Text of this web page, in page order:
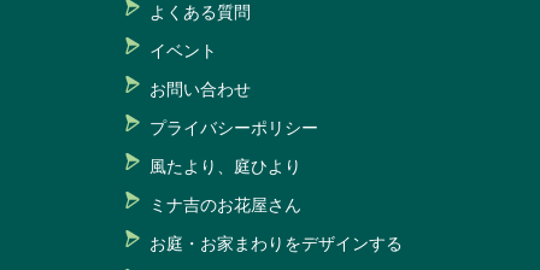
よくある質問
イベント
お問い合わせ
プライバシーポリシー
風たより、庭ひより
ミナ吉のお花屋さん
お庭・お家まわりをデザインする